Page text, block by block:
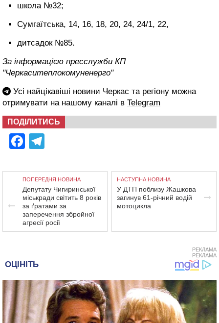
школа №32;
Сумгаїтська, 14, 16, 18, 20, 24, 24/1, 22,
дитсадок №85.
За інформацією пресслужби КП
"Черкаситеплокомуненерго"
Усі найцікавіші новини Черкас та регіону можна
отримувати на нашому каналі в Telegram
ПОДІЛИТИСЬ
Facebook
ПОПЕРЕДНЯ НОВИНА
Депутату Чигиринської
міськради світить 8 років
за ґратами за
заперечення збройної
агресії росії
НАСТУПНА НОВИНА
У ДТП поблизу Жашкова
загинув 61-річний водій
мотоцикла
РЕКЛАМА
РЕКЛАМА